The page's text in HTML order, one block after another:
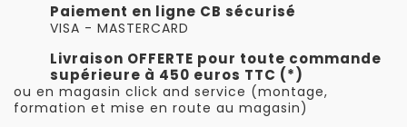
Paiement en ligne CB sécurisé
VISA - MASTERCARD
Livraison OFFERTE pour toute commande
supérieure à 450 euros TTC (*)
ou en magasin click and service (montage,
formation et mise en route au magasin)